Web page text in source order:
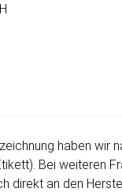
haben wir
Bei weiteren
direkt an den